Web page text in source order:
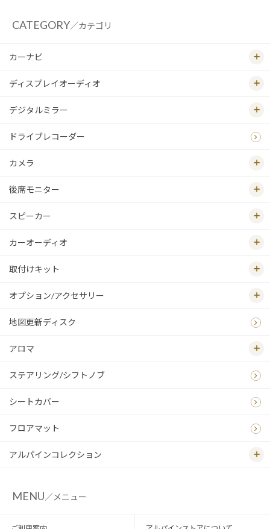
CATEGORY／カテゴリ
カーナビ
ディスプレイオーディオ
デジタルミラー
ドライブレコーダー
カメラ
後席モニター
スピーカー
カーオーディオ
取付けキット
オプション/アクセサリー
地図更新ディスク
アロマ
ステアリング/シフトノブ
シートカバー
フロアマット
アルパインコレクション
MENU／メニュー